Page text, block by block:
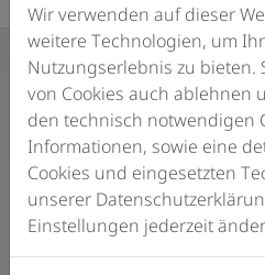
Kosten
Hier finden Sie
Wir verwenden auf dieser
weitere Technologien, um
Nutzungserlebnis zu bieten.
von Cookies auch ablehnen
den technisch notwendigen
Informationen, sowie eine
Cookies und eingesetzten
unserer
Einstellungen jederzeit